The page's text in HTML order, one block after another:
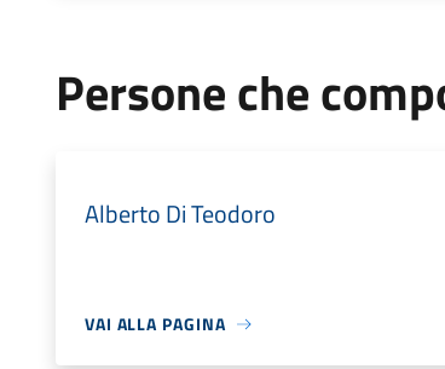
Persone che
Alberto Di Teodoro
VAI ALLA PAGINA